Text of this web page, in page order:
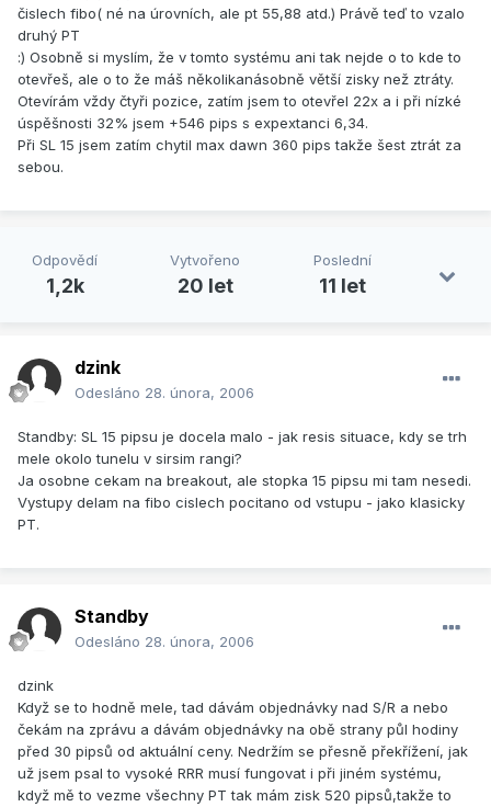
čislech fibo( né na úrovních, ale pt 55,88 atd.) Právě teď to vzalo
druhý PT
:) Osobně si myslím, že v tomto systému ani tak nejde o to kde to
otevřeš, ale o to že máš několikanásobně větší zisky než ztráty.
Otevírám vždy čtyři pozice, zatím jsem to otevřel 22x a i při nízké
úspěšnosti 32% jsem +546 pips s expextanci 6,34.
Při SL 15 jsem zatím chytil max dawn 360 pips takže šest ztrát za
sebou.
Odpovědí
1,2k
Vytvořeno
20 let
Poslední
11 let
dzink
Odesláno 28. února, 2006
Standby: SL 15 pipsu je docela malo - jak resis situace, kdy se trh
mele okolo tunelu v sirsim rangi?
Ja osobne cekam na breakout, ale stopka 15 pipsu mi tam nesedi.
Vystupy delam na fibo cislech pocitano od vstupu - jako klasicky
PT.
Standby
Odesláno 28. února, 2006
dzink
Když se to hodně mele, tad dávám objednávky nad S/R a nebo
čekám na zprávu a dávám objednávky na obě strany půl hodiny
před 30 pipsů od aktuální ceny. Nedržím se přesně překřížení, jak
už jsem psal to vysoké RRR musí fungovat i při jiném systému,
když mě to vezme všechny PT tak mám zisk 520 pipsů,takže to